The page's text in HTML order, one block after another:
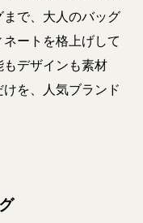
まで、大人のバッグ
ートを格上げして
もデザインも素材
を、人気ブランド